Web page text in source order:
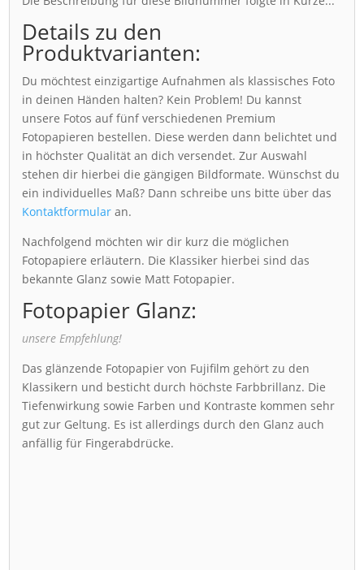
Details zu den
Produktvarianten:
Du möchtest einzigartige Aufnahmen als klassisches Foto
in deinen Händen halten? Kein Problem! Du kannst
unsere Fotos auf fünf verschiedenen Premium
Fotopapieren bestellen. Diese werden dann belichtet und
in höchster Qualität an dich versendet. Zur Auswahl
stehen dir hierbei die gängigen Bildformate. Wünschst du
ein individuelles Maß? Dann schreibe uns bitte über das
Kontaktformular an.
Nachfolgend möchten wir dir kurz die möglichen
Fotopapiere erläutern. Die Klassiker hierbei sind das
bekannte Glanz sowie Matt Fotopapier.
Fotopapier Glanz:
unsere Empfehlung!
Das glänzende Fotopapier von Fujifilm gehört zu den
Klassikern und besticht durch höchste Farbbrillanz. Die
Tiefenwirkung sowie Farben und Kontraste kommen sehr
gut zur Geltung. Es ist allerdings durch den Glanz auch
anfällig für Fingerabdrücke.